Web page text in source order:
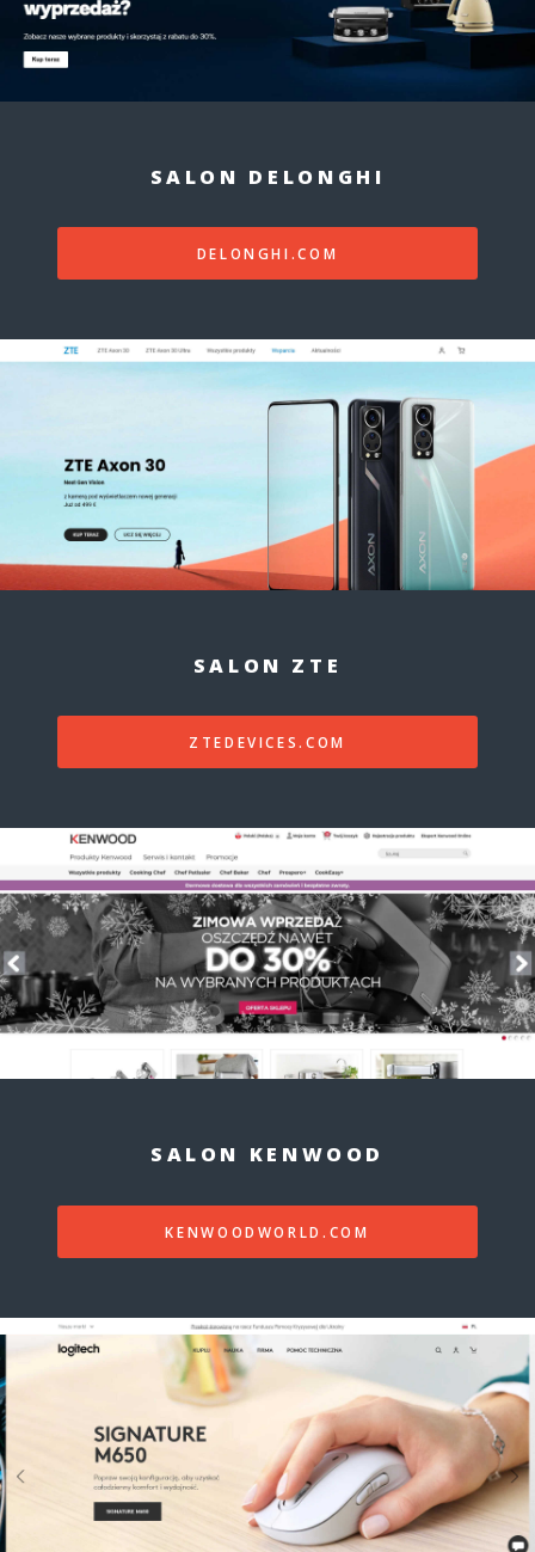
SALON DELONGHI
DELONGHI.COM
SALON ZTE
ZTEDEVICES.COM
SALON KENWOOD
KENWOODWORLD.COM